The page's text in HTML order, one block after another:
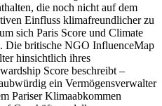
die noch nicht auf dem
Einfluss klimafreundlicher zu
sich Paris Score und Climate
Die britische NGO InfluenceMap
hinsichtlich ihres
Score beschreibt –
ein Vermögensverwalter
Pariser Klimaabkommen